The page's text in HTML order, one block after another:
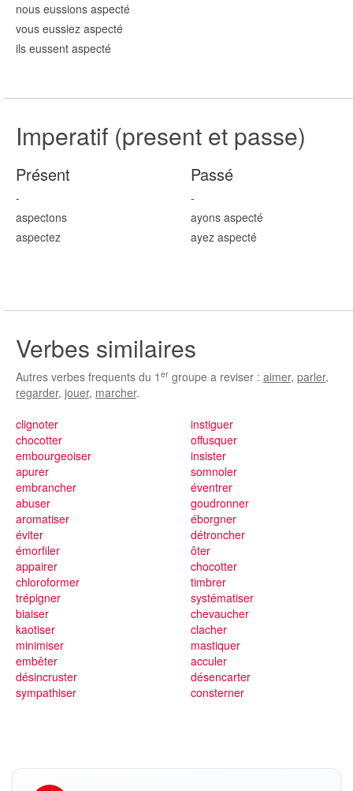
nous eussions aspecté
vous eussiez aspecté
ils eussent aspecté
Imperatif (present et passe)
Présent
-
aspectons
aspectez
Passé
-
ayons aspecté
ayez aspecté
Verbes similaires
Autres verbes frequents du 1 er groupe a reviser : aimer, parler,
regarder, jouer, marcher.
clignoter
chocotter
embourgeoiser
apurer
embrancher
abuser
aromatiser
éviter
émorfiler
instiguer
offusquer
insister
somnoler
éventrer
goudronner
éborgner
détroncher
ôter
appairer
chloroformer
trépigner
biaiser
kaotiser
minimiser
embêter
désincruster
sympathiser
chocotter
timbrer
systématiser
chevaucher
clacher
mastiquer
acculer
désencarter
consterner